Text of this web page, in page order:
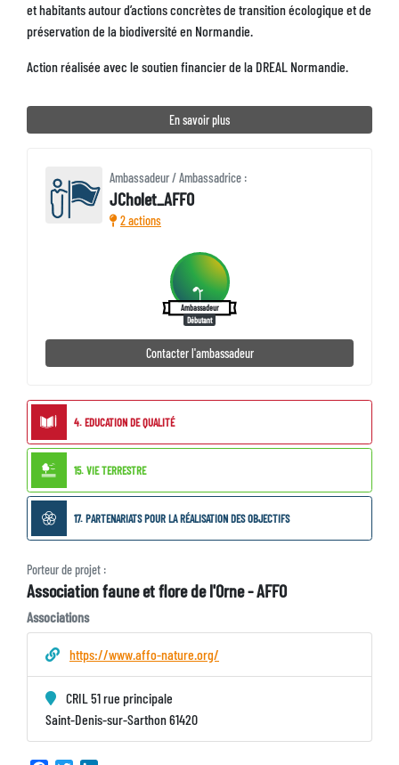
et habitants autour d’actions concrètes de transition écologique et de
préservation de la biodiversité en Normandie.
Action réalisée avec le soutien financier de la DREAL Normandie.
En savoir plus
Ambassadeur / Ambassadrice :
JCholet_AFFO
2 actions
Ambassadeur
Débutant
Contacter l'ambassadeur
ODD
liés
4. EDUCATION DE QUALITÉ
15. VIE TERRESTRE
17. PARTENARIATS POUR LA RÉALISATION DES OBJECTIFS
Porteur
de
projet
Porteur de projet :
Association faune et flore de l'Orne - AFFO
Type
de
porteur
Associations
https://www.affo-nature.org/
CRIL 51 rue principale
Saint-Denis-sur-Sarthon 61420